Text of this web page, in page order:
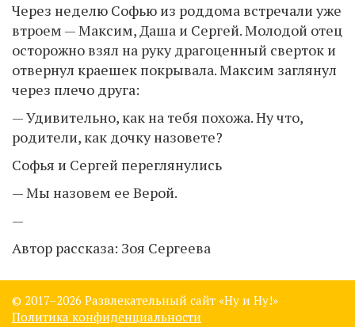
Через неделю Софью из роддома встречали уже
втроем — Максим, Даша и Сергей. Молодой отец
осторожно взял на руку драгоценный сверток и
отвернул краешек покрывала. Максим заглянул
через плечо друга:
— Удивительно, как на тебя похожа. Ну что,
родители, как дочку назовете?
Софья и Сергей переглянулись
— Мы назовем ее Верой.
—
Автор рассказа: Зоя Сергеева
© 2017–2026 Развлекательный сайт «Ну и Ну!»
Политика конфиденциальности